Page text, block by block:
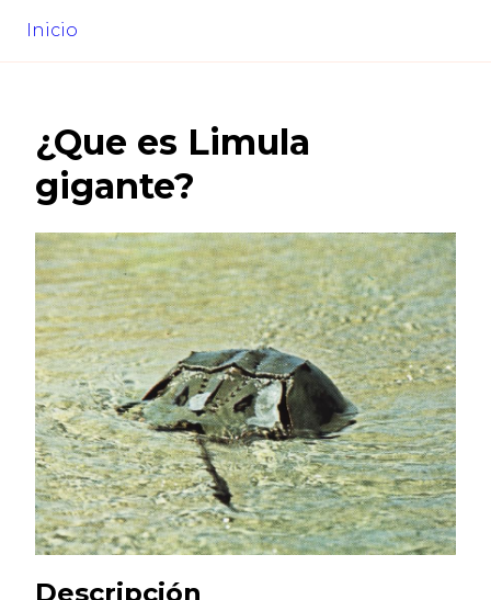
Inicio
¿Que es Limula
gigante?
Descripción